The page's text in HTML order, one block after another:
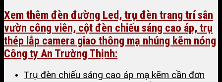
Xem thêm đèn đường Led, trụ đèn trang trí sân
vườn công viên, cột đèn chiếu sáng cao áp, trụ
thép lắp camera giao thông mạ nhúng kẽm nóng
Công ty An Trường Thịnh:
Trụ đèn chiếu sáng cao áp mạ kẽm cần đơn